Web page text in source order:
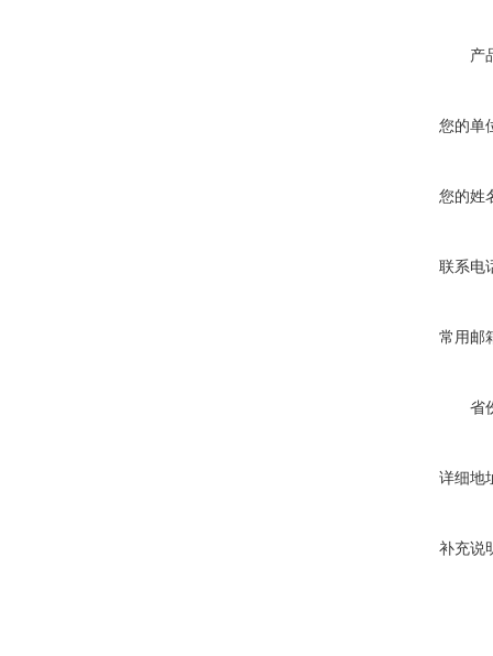
产
您的单
您的姓
联系电
常用邮
省
详细地
补充说